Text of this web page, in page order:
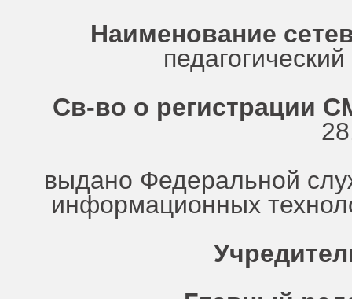
Наименование
Св-во о регистрации
выдано Федеральной
информационных